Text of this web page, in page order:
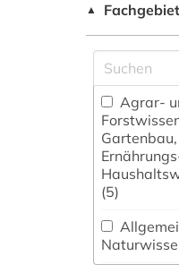
▲
Agrar-
Gartenbau,
(5)